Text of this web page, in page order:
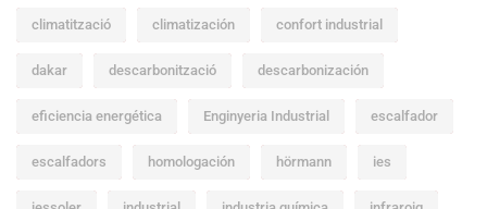
climatització climatización confort industrial
dakar descarbonització descarbonización
eficiencia energética Enginyeria Industrial escalfador
escalfadors homologación hörmann ies